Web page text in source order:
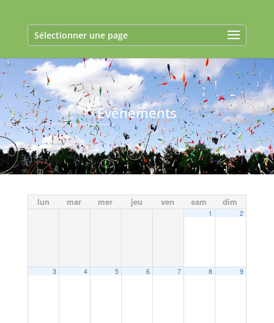
Sélectionner une page
Evènements
lun mar mer jeu ven sam dim
1 2
3 4 5 6 7 8 9